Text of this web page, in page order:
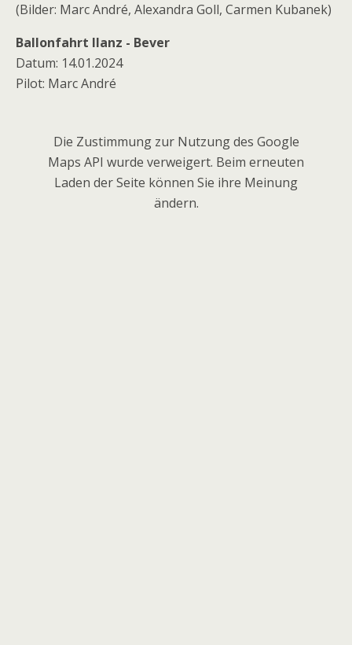
(Bilder: Marc André, Alexandra Goll, Carmen Kubanek)
Ballonfahrt Ilanz - Bever
Datum: 14.01.2024
Pilot: Marc André
Die Zustimmung zur Nutzung des Google
Maps API wurde verweigert. Beim erneuten
Laden der Seite können Sie ihre Meinung
ändern.